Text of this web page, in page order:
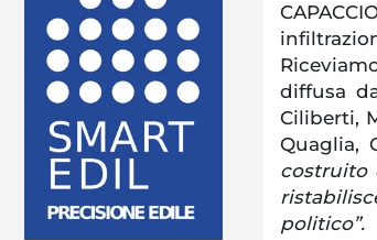
diffusa
Ciliberti,
Quaglia,
costruito
politico”.